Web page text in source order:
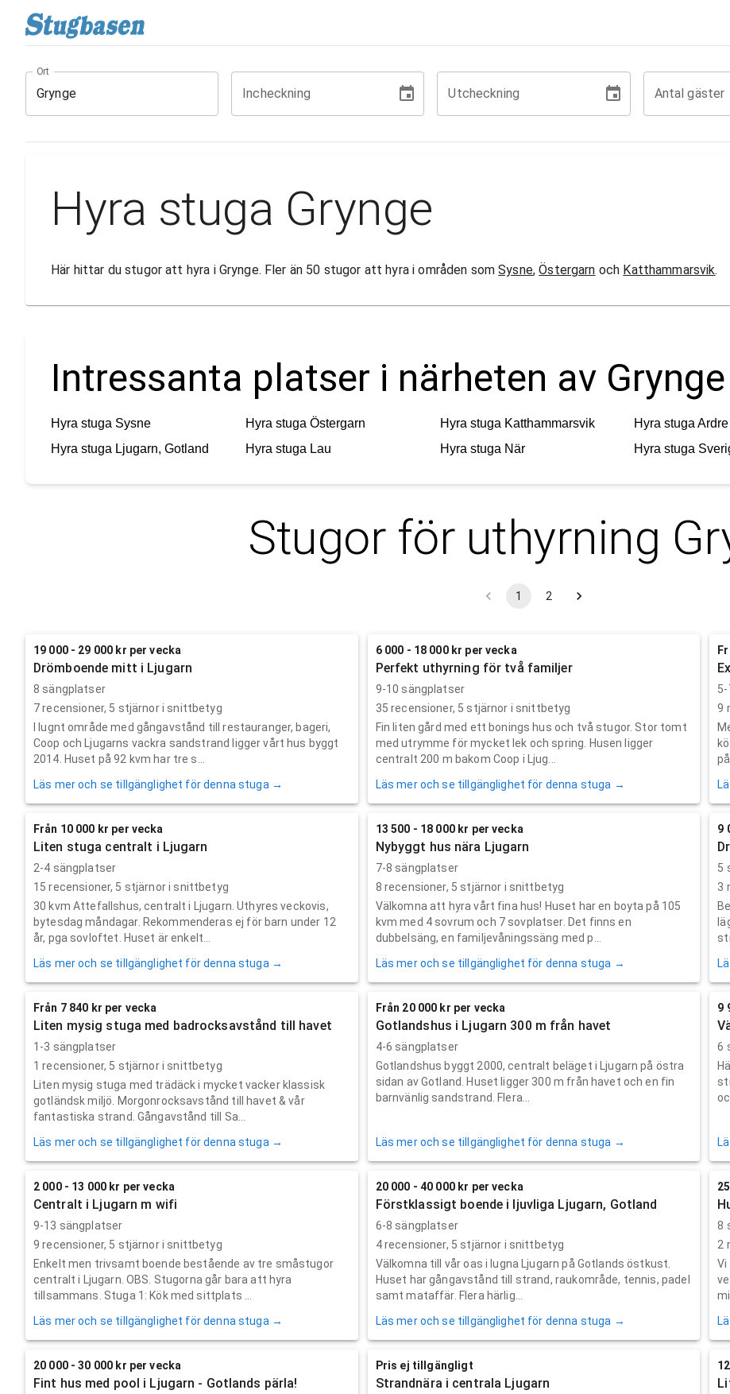
Ort
Incheckning Utcheckning Antal gäster
Hyra stuga Grynge
Här hittar du stugor att hyra i Grynge. Fler än 50 stugor att hyra i områden somSysne,Östergarn och Katthammarsvik.
Intressanta platser i närheten av Grynge
Hyra stuga Sysne Hyra stuga Östergarn Hyra stuga Katthammarsvik Hyra stuga Ardre
Hyra stuga Ljugarn, Gotland Hyra stuga Lau Hyra stuga När Hyra stuga
Stugor för uthyrning
1 2
19 000 - 29 000 kr per vecka
Drömboende mitt i Ljugarn
8 sängplatser
7recensioner, 5 stjärnor i snittbetyg
I lugnt område med gångavstånd till restauranger, bageri,
Coop och Ljugarns vackra sandstrand ligger vårt hus byggt
2014. Huset på 92 kvm har tre s...
Läs mer och se tillgänglighet för denna stuga →
6 000 - 18 000 kr per vecka
Perfekt uthyrning för två familjer
9-10 sängplatser
35 recensioner, 5 stjärnor i snittbetyg
Fin liten gård med ett bonings hus och två stugor. Stor tomt
med utrymme för mycket lek och spring. Husen ligger
centralt 200 m bakom Coop i Ljug...
Läs mer och se tillgänglighet för denna stuga →
9
Från 10 000 kr per vecka
Liten stuga centralt i Ljugarn
2-4 sängplatser
15 recensioner, 5 stjärnor i snittbetyg
30 kvm Attefallshus, centralt i Ljugarn. Uthyres veckovis,
bytesdag måndagar. Rekommenderas ej för barn under 12
år, pga sovloftet. Huset är enkelt...
Läs mer och se tillgänglighet för denna stuga →
13 500 - 18 000 kr per vecka
Nybyggt hus nära Ljugarn
7-8 sängplatser
8 recensioner, 5 stjärnor i snittbetyg
Välkomna att hyra vårt fina hus! Huset har en boyta på 105
kvm med 4 sovrum och 7 sovplatser. Det finns en
dubbelsäng, en familjevåningssäng med p...
Läs mer och se tillgänglighet för denna stuga →
9
5
3
Från 7 840 kr per vecka
Liten mysig stuga med badrocksavstånd till havet
1-3 sängplatser
1 recensioner, 5 stjärnor i snittbetyg
Liten mysig stuga med trädäck i mycket vacker klassisk
gotländsk miljö. Morgonrocksavstånd till havet & vår
fantastiska strand. Gångavstånd till Sa...
Läs mer och se tillgänglighet för denna stuga →
Från 20 000 kr per vecka
Gotlandshus i Ljugarn 300 m från havet
4-6 sängplatser
Gotlandshus byggt 2000, centralt beläget i Ljugarn på östra
sidan av Gotland. Huset ligger 300 m från havet och en fin
barnvänlig sandstrand. Flera...
Läs mer och se tillgänglighet för denna stuga →
9
6
2 000 - 13 000 kr per vecka
Centralt i Ljugarn m wifi
9-13 sängplatser
9 recensioner, 5 stjärnor i snittbetyg
Enkelt men trivsamt boende bestående av tre småstugor
centralt i Ljugarn. OBS. Stugorna går bara att hyra
tillsammans. Stuga 1: Kök med sittplats ...
Läs mer och se tillgänglighet för denna stuga →
20 000 - 40 000 kr per vecka
Förstklassigt boende i ljuvliga Ljugarn, Gotland
6-8 sängplatser
4recensioner, 5 stjärnor i snittbetyg
Välkomna till vår oas i lugna Ljugarn på Gotlands östkust.
Huset har gångavstånd till strand, raukområde, tennis, padel
samt mataffär. Flera härlig...
Läs mer och se tillgänglighet för denna stuga →
8
2
Vi
20 000 - 30 000 kr per vecka
Fint hus med pool i Ljugarn - Gotlands pärla!
Pris ej tillgängligt
Strandnära i centrala Ljugarn